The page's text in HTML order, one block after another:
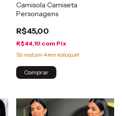
Camisola Camiseta
Personagens
R$45,00
R$44,10 com Pix
Só restam 4em estoque!
Comprar